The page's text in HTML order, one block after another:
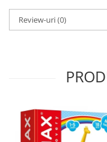
Review-uri(0)